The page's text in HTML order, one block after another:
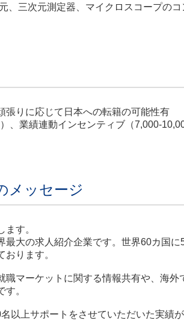
、三次元測定器、マイクロスコープの
張りに応じて日本への転籍の可能性有
、業績連動インセンティブ（7,000-
メッセージ
す。
最大の求人紹介企業です。世界60カ国
ります。
職マーケットに関する情報共有や、海外
。
以上サポートをさせていただいた実績